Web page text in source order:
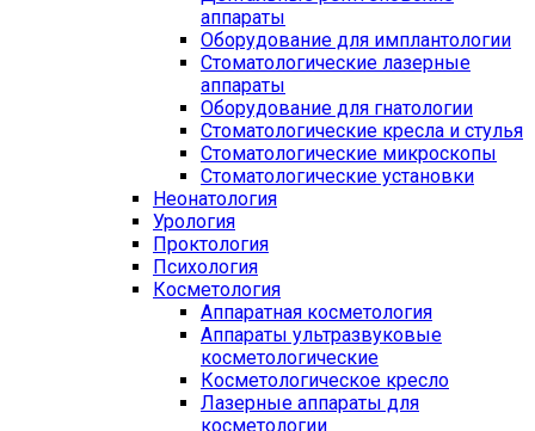
аппараты
Оборудование для имплантологии
Стоматологические лазерные
аппараты
Оборудование для гнатологии
Стоматологические кресла и стулья
Стоматологические микроскопы
Стоматологические установки
Неонатология
Урология
Проктология
Психология
Косметология
Аппаратная косметология
Аппараты ультразвуковые
косметологические
Косметологическое кресло
Лазерные аппараты для
косметологии